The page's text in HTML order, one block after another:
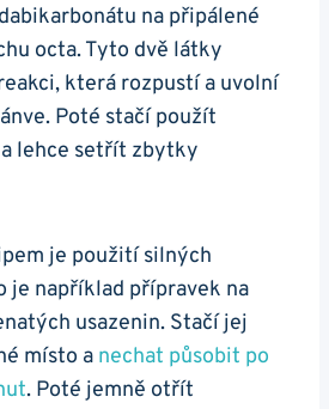
na připálené‌
octa. Tyto dvě látky
která rozpustí a uvolní‌
Poté stačí⁣ použít
lehce setřít zbytky
je použití silných
je například⁤ přípravek na
usazenin. ‍Stačí jej⁤
místo a nechat působit ⁣po
. Poté jemně otřít